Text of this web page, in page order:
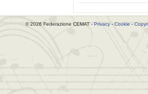
© 2026 Federazione CEMAT - Privacy- Cookie -